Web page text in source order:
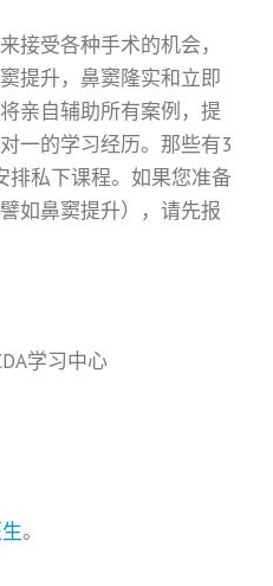
接受各种手术的机会，
提升，鼻窦隆实和立即
亲自辅助所有案例，提
一的学习经历。那些有3
排私下课程。如果您准备
如鼻窦提升），请先报
学习中心
。